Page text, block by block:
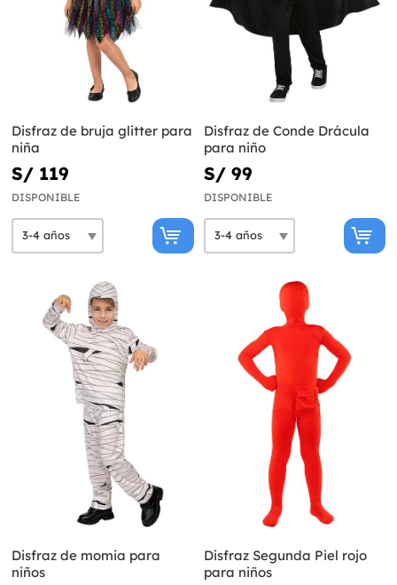
Disfraz de bruja glitter para
niña
S/ 119
DISPONIBLE
Disfraz de Conde Drácula
para niño
S/ 99
DISPONIBLE
Disfraz de momia para
niños
Disfraz Segunda Piel rojo
para niños